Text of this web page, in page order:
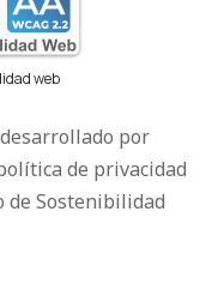
web
por
de privacidad
Sostenibilidad